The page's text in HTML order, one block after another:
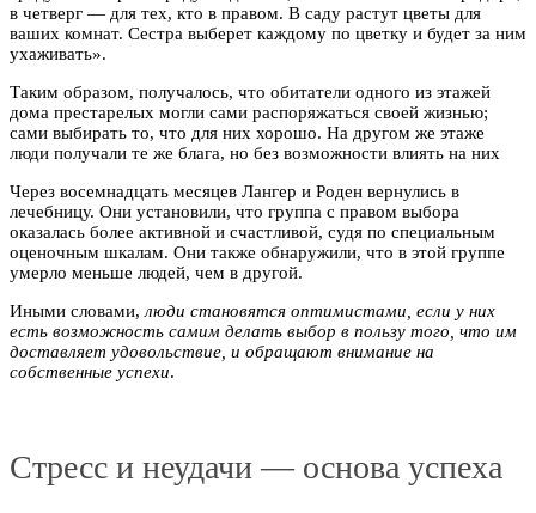
в четверг — для тех, кто в правом. В саду растут цветы для
ваших комнат. Сестра выберет каждому по цветку и будет за ним
ухаживать».
Таким образом, получалось, что обитатели одного из этажей
дома престарелых могли сами распоряжаться своей жизнью;
сами выбирать то, что для них хорошо. На другом же этаже
люди получали те же блага, но без возможности влиять на них
Через восемнадцать месяцев Лангер и Роден вернулись в
лечебницу. Они установили, что группа с правом выбора
оказалась более активной и счастливой, судя по специальным
оценочным шкалам. Они также обнаружили, что в этой группе
умерло меньше людей, чем в другой.
Иными словами, люди становятся оптимистами, если у них
есть возможность самим делать выбор в пользу того, что им
доставляет удовольствие, и обращают внимание на
собственные успехи.
Стресс и неудачи — основа успеха